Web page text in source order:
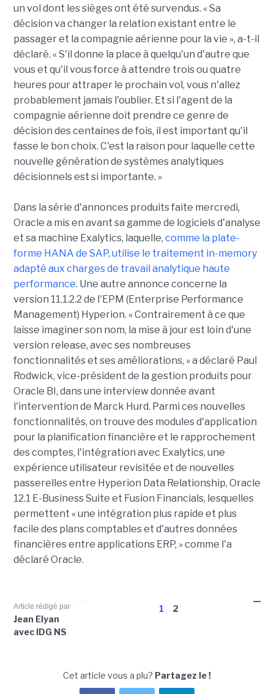
un vol dont les sièges ont été survendus. « Sa
décision va changer la relation existant entre le
passager et la compagnie aérienne pour la vie », a-t-il
déclaré. « S'il donne la place à quelqu'un d'autre que
vous et qu'il vous force à attendre trois ou quatre
heures pour attraper le prochain vol, vous n'allez
probablement jamais l'oublier. Et si l'agent de la
compagnie aérienne doit prendre ce genre de
décision des centaines de fois, il est important qu'il
fasse le bon choix. C'est la raison pour laquelle cette
nouvelle génération de systèmes analytiques
décisionnels est si importante. »
Dans la série d'annonces produits faite mercredi,
Oracle a mis en avant sa gamme de logiciels d'analyse
et sa machine Exalytics, laquelle, comme la plate-
forme HANA de SAP, utilise le traitement in-memory
adapté aux charges de travail analytique haute
performance. Une autre annonce concerne la
version 11.1.2.2 de l'EPM (Enterprise Performance
Management) Hyperion. « Contrairement à ce que
laisse imaginer son nom, la mise à jour est loin d'une
version release, avec ses nombreuses
fonctionnalités et ses améliorations, » a déclaré Paul
Rodwick, vice-président de la gestion produits pour
Oracle BI, dans une interview donnée avant
l'intervention de Marck Hurd. Parmi ces nouvelles
fonctionnalités, on trouve des modules d'application
pour la planification financière et le rapprochement
des comptes, l'intégration avec Exalytics, une
expérience utilisateur revisitée et de nouvelles
passerelles entre Hyperion Data Relationship, Oracle
12.1 E-Business Suite et Fusion Financials, lesquelles
permettent « une intégration plus rapide et plus
facile des plans comptables et d'autres données
financières entre applications ERP, » comme l'a
déclaré Oracle.
1 2
Article rédigé par
Jean Elyan
avec IDG NS
Cet article vous a plu? Partagez le !